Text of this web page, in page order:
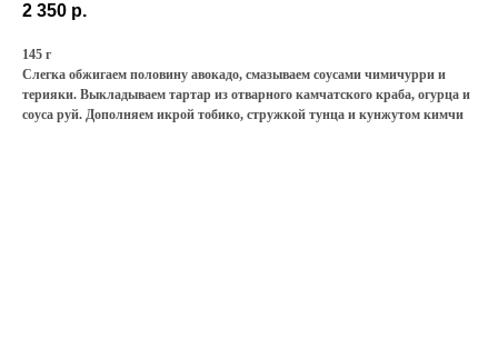
2 350 р.
145 г
Слегка обжигаем половину авокадо, смазываем соусами чимичурри и
терияки. Выкладываем тартар из отварного камчатского краба, огурца и
соуса руй. Дополняем икрой тобико, стружкой тунца и кунжутом кимчи